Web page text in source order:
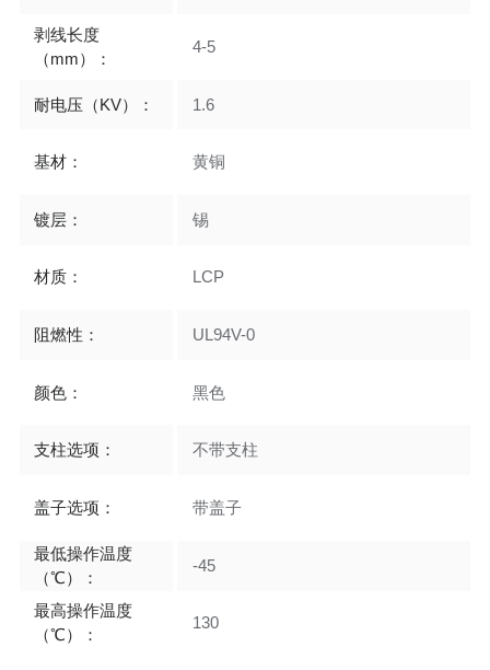
剥线长度
（mm）：
4-5
耐电压（KV）： 1.6
基材： 黄铜
镀层： 锡
材质： LCP
阻燃性： UL94V-0
颜色： 黑色
支柱选项： 不带支柱
盖子选项： 带盖子
最低操作温度
（℃）：
-45
最高操作温度
（℃）：
130